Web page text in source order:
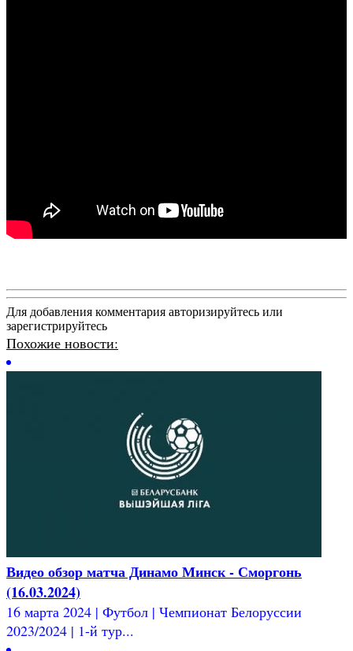
Для добавления комментария авторизируйтесь или
зарегистрируйтесь
Похожие новости:
Видео обзор матча Динамо Минск - Сморгонь
(16.03.2024)
16 марта 2024 | Футбол | Чемпионат Белоруссии
2023/2024 | 1-й тур...